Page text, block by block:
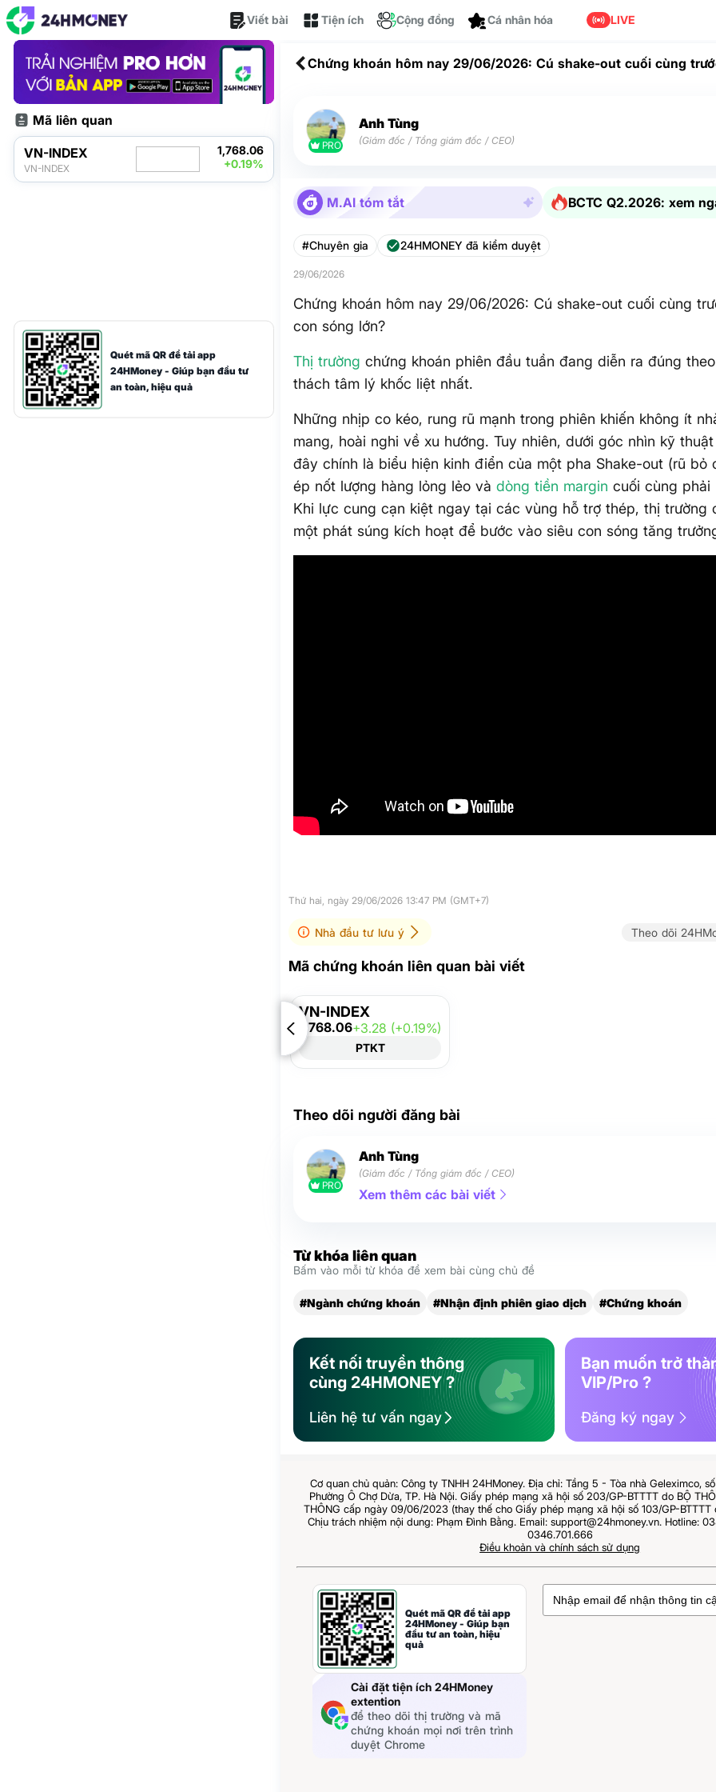
Viết bài Tiện ích Cộng đồng Cá nhân hóa LIVE
Mã liên quan
VN-INDEX
VN-INDEX
1,768.06
+0.19%
Quét mã QR để tải app
24HMoney - Giúp bạn đầu tư
an toàn, hiệu quả
Chứng khoán hôm nay 29/06/2026: Cú shake-out cuối cùng
PRO
Anh Tùng
(Giám đốc / Tổng giám đốc / CEO)
M.AI tóm tắt BCTC Q2.2026: xem
#Chuyên gia 24HMONEY đã kiểm duyệt
29/06/2026
Chứng khoán hôm nay 29/06/2026: Cú shake-out cuối cùng
con sóng lớn?
Thị trường chứng khoán phiên đầu tuần đang diễn ra đúng
thách tâm lý khốc liệt nhất.
Những nhịp co kéo, rung rũ mạnh trong phiên khiến không ít
mang, hoài nghi về xu hướng. Tuy nhiên, dưới góc nhìn kỹ
đây chính là biểu hiện kinh điển của một pha Shake-out (rũ bỏ
ép nốt lượng hàng lỏng lẻo vàdòng tiền margin cuối cùng phải
Khi lực cung cạn kiệt ngay tại các vùng hỗ trợ thép, thị trường
một phát súng kích hoạt để bước vào siêu con sóng tăng
Thứ hai, ngày 29/06/2026 13:47 PM (GMT+7)
Nhà đầu tư lưu ý Theo dõi
Mã chứng khoán liên quan bài viết
VN-INDEX
1,768.06+3.28 (+0.19%)
PTKT
Theo dõi người đăng bài
PRO
Anh Tùng
(Giám đốc / Tổng giám đốc / CEO)
Xem thêm các bài viết
Từ khóa liên quan
Bấm vào mỗi từ khóa để xem bài cùng chủ đề
#Ngành chứng khoán #Nhận định phiên giao dịch #Chứng khoán
Kết nối truyền thông
cùng 24HMONEY ?
Liên hệ tư vấn ngay
Bạn muốn trở
VIP/Pro ?
Đăng ký ngay
Cơ quan chủ quản: Công ty TNHH 24HMoney. Địa chỉ: Tầng 5 - Tòa nhà Geleximco,
Phường Ô Chợ Dừa, TP. Hà Nội. Giấy phép mạng xã hội số 203/GP-BTTTT do BỘ
THÔNG cấp ngày 09/06/2023 (thay thế cho Giấy phép mạng xã hội số 103/GP-
Chịu trách nhiệm nội dung: Phạm Đình Bằng. Email: support@24hmoney.vn. Hotline:
0346.701.666
Điều khoản và chính sách sử dụng
Quét mã QR để tải app
24HMoney - Giúp bạn
đầu tư an toàn, hiệu
quả
Cài đặt tiện ích 24HMoney
extention
để theo dõi thị trường và mã
chứng khoán mọi nơi trên trình
duyệt Chrome